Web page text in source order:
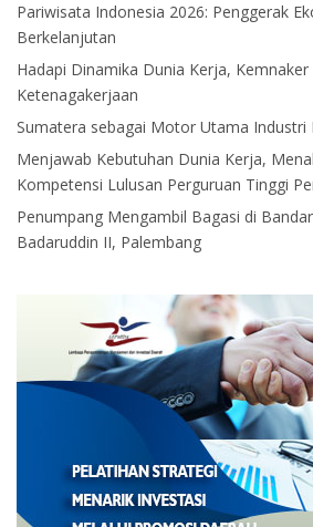
Pariwisata Indonesia 2026: Penggerak
Berkelanjutan
Hadapi Dinamika Dunia Kerja, Kemnaker
Ketenagakerjaan
Sumatera sebagai Motor Utama Industri
Menjawab Kebutuhan Dunia Kerja,
Kompetensi Lulusan Perguruan Tinggi
Penumpang Mengambil Bagasi di
Badaruddin II, Palembang